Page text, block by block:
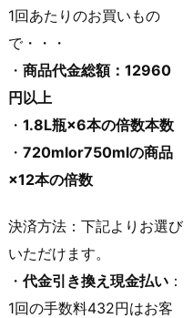
1回あたりのお買いもの
で・・・
・ 商品代金総額：12960
円以上
・ 1.8L瓶×6本の倍数本数
・ 720mlor750mlの商品
×12本の倍数
決済方法：下記よりお選び
いただけます。
・ 代金引き換え現金払い ：
1回の手数料432円はお客